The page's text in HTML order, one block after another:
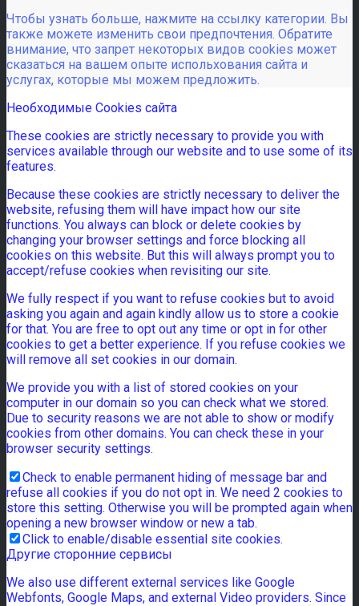
Чтобы узнать больше, нажмите на ссылку категории. Вы
также можете изменить свои предпочтения. Обратите
внимание, что запрет некоторых видов cookies может
сказаться на вашем опыте испольхования сайта и
услугах, которые мы можем предложить.
Необходимые Cookies сайта
These cookies are strictly necessary to provide you with
services available through our website and to use some of its
features.
Because these cookies are strictly necessary to deliver the
website, refusing them will have impact how our site
functions. You always can block or delete cookies by
changing your browser settings and force blocking all
cookies on this website. But this will always prompt you to
accept/refuse cookies when revisiting our site.
We fully respect if you want to refuse cookies but to avoid
asking you again and again kindly allow us to store a cookie
for that. You are free to opt out any time or opt in for other
cookies to get a better experience. If you refuse cookies we
will remove all set cookies in our domain.
We provide you with a list of stored cookies on your
computer in our domain so you can check what we stored.
Due to security reasons we are not able to show or modify
cookies from other domains. You can check these in your
browser security settings.
Check to enable permanent hiding of message bar and
refuse all cookies if you do not opt in. We need 2 cookies to
store this setting. Otherwise you will be prompted again when
opening a new browser window or new a tab.
Click to enable/disable essential site cookies.
Другие сторонние сервисы
We also use different external services like Google
Webfonts, Google Maps, and external Video providers. Since